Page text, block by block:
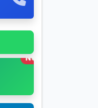
New